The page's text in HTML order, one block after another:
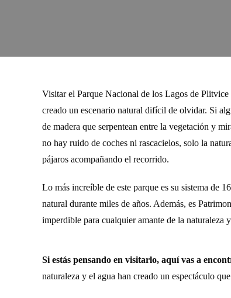
Visitar el Parque Nacional de los Lagos de Plitvice
creado un escenario natural difícil de olvidar. Si
de madera que serpentean entre la vegetación y
no hay ruido de coches ni rascacielos, solo la
pájaros acompañando el recorrido.
Lo más increíble de este parque es su sistema de
natural durante miles de años. Además, es
imperdible para cualquier amante de la naturaleza
Si estás pensando en visitarlo, aquí vas a
naturaleza y el agua han creado un espectáculo